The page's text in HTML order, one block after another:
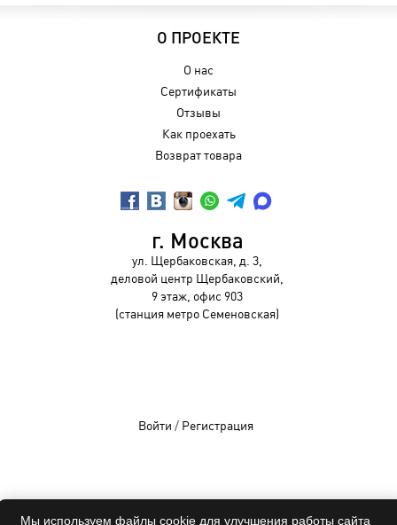
О ПРОЕКТЕ
О нас
Сертификаты
Отзывы
Как проехать
Возврат товара
г. Москва
ул. Щербаковская, д. 3,
деловой центр Щербаковский,
9 этаж, офис 903
(станция метро Семеновская)
Войти / Регистрация
OCHKIVIP 2009-2026©
Мы используем файлы cookie для улучшения работы сайта